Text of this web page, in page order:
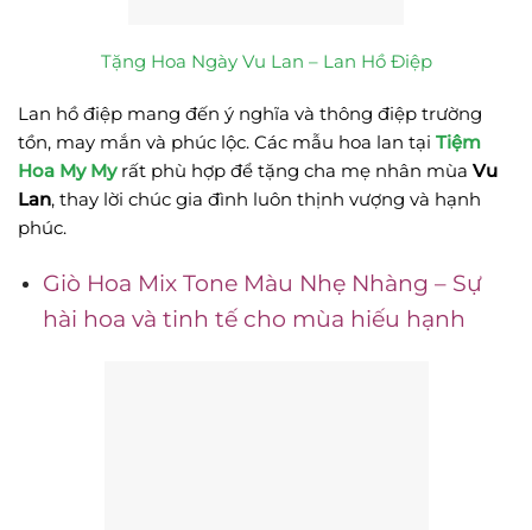
Tặng Hoa Ngày Vu Lan – Lan Hồ Điệp
Lan hồ điệp mang đến ý nghĩa và thông điệp trường
tồn, may mắn và phúc lộc. Các mẫu hoa lan tại Tiệm
Hoa My Myrất phù hợp để tặng cha mẹ nhân mùa Vu
Lan, thay lời chúc gia đình luôn thịnh vượng và hạnh
phúc.
Giò Hoa Mix Tone Màu Nhẹ Nhàng – Sự
hài hoa và tinh tế cho mùa hiếu hạnh